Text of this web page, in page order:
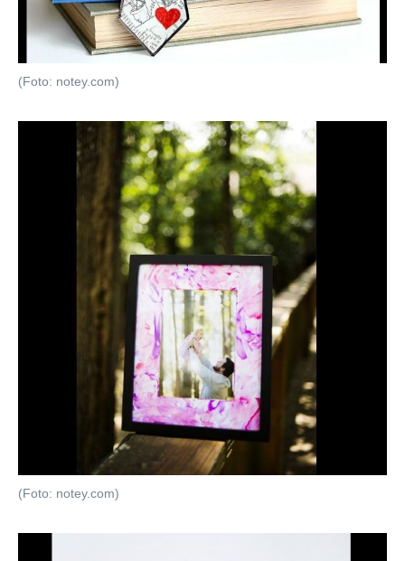
(Foto: notey.com)
(Foto: notey.com)